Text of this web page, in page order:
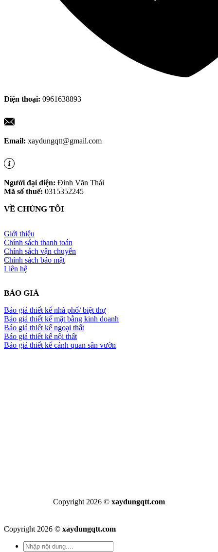
Điện thoại: 0961638893
Email: xaydungqtt@gmail.com
Người đại diện: Đinh Văn Thái
Mã số thuế: 0315352245
VỀ CHÚNG TÔI
Giới thiệu
Chính sách thanh toán
Chính sách vận chuyển
Chính sách bảo mật
Liên hệ
BÁO GIÁ
Báo giá thiết kế nhà phố/ biệt thự
Báo giá thiết kế mặt bằng kinh doanh
Báo giá thiết kế ngoại thất
Báo giá thiết kế nội thất
Báo giá thiết kế cảnh quan sân vườn
Copyright 2026 © xaydungqtt.com
Copyright 2026 © xaydungqtt.com